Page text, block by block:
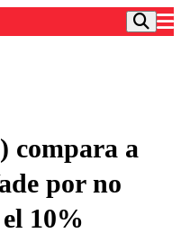
compara a
por no
10%